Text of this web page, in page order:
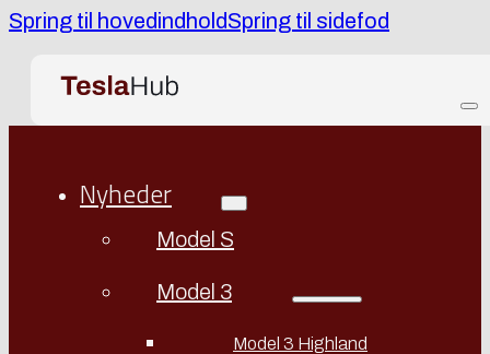
Spring til hovedindholdSpring til sidefod
Nyheder
Model S
Model 3
Model 3 Highland